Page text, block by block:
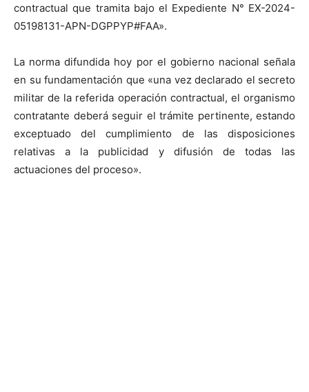
contractual que tramita bajo el Expediente N° EX-2024-
05198131-APN-DGPPYP#FAA».
La norma difundida hoy por el gobierno nacional señala
en su fundamentación que «una vez declarado el secreto
militar de la referida operación contractual, el organismo
contratante deberá seguir el trámite pertinente, estando
exceptuado del cumplimiento de las disposiciones
relativas a la publicidad y difusión de todas las
actuaciones del proceso».